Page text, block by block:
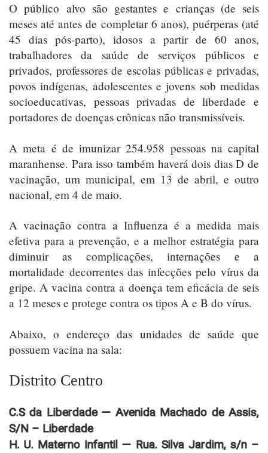
O público alvo são gestantes e crianças (de seis
meses até antes de completar 6 anos), puérperas (até
45 dias pós-parto), idosos a partir de 60 anos,
trabalhadores da saúde de serviços públicos e
privados, professores de escolas públicas e privadas,
povos indígenas, adolescentes e jovens sob medidas
socioeducativas, pessoas privadas de liberdade e
portadores de doenças crônicas não transmissíveis.
A meta é de imunizar 254.958 pessoas na capital
maranhense. Para isso também haverá dois dias D de
vacinação, um municipal, em 13 de abril, e outro
nacional, em 4 de maio.
A vacinação contra a Influenza é a medida mais
efetiva para a prevenção, e a melhor estratégia para
diminuir as complicações, internações e a
mortalidade decorrentes das infecções pelo vírus da
gripe. A vacina contra a doença tem eficácia de seis
a 12 meses e protege contra os tipos A e B do vírus.
Abaixo, o endereço das unidades de saúde que
possuem vacina na sala:
Distrito Centro
C.S da Liberdade — Avenida Machado de Assis,
S/N – Liberdade
H. U. Materno Infantil — Rua. Silva Jardim, s/n –